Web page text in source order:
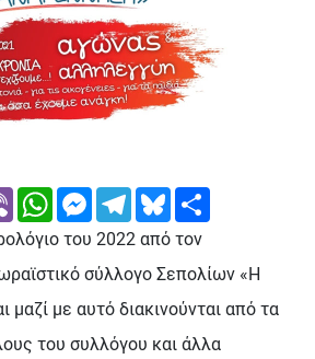
Viber WhatsAppMessengerTelegramBluesky
του 2022 από τον
σύλλογο Σεπολίων «Η
με αυτό διακινούνται από τα
του συλλόγου και άλλα